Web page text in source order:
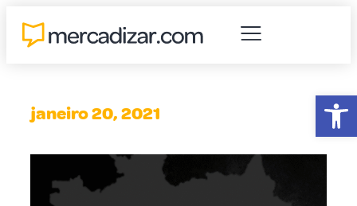
janeiro 20, 2021